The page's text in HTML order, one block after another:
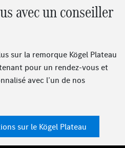
avec un conseiller
sur la remorque Kögel Plateau
pour un rendez-vous et
avec l’un de nos
sur le Kögel Plateau